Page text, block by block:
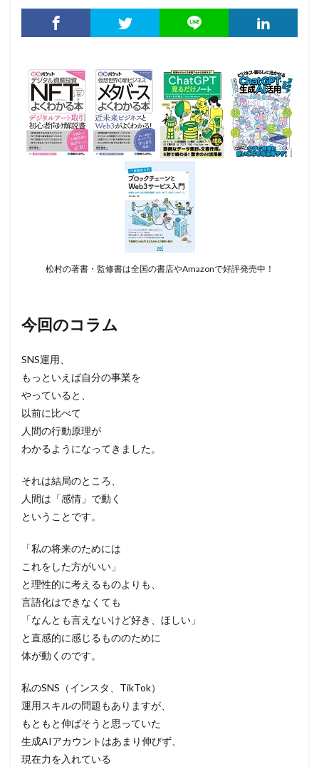
松村の著書・監修書は全国の書店やAmazonで好評発売中！
今回のコラム
SNS運用、
もっといえば自分の事業を
やっていると、
以前に比べて
人間の行動原理が
わかるようになってきました。
それは結局のところ、
人間は「感情」で動く
ということです。
「私の将来のためには
これをした方がいい」
と理性的に考えるものよりも、
言語化はできなくても
「なんとも言えないけど好き、ほしい」
と直感的に感じるもののために
体が動くのです。
私のSNS（インスタ、TikTok）
運用スキルの問題もありますが、
もともと伸ばそうと思っていた
生成AIアカウントはあまり伸びず、
現在力を入れている